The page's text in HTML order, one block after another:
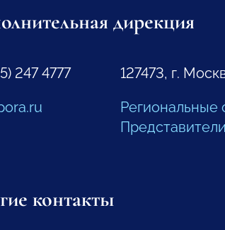
дирекция
247 4777
127473, г.
Региональные
контакты